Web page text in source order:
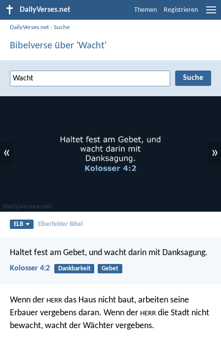
DailyVerses.net Themen Registrieren
DailyVerses.net ›Suche
Bibelverse über 'Wacht'
« »
ELB Elberfelder Bibel
Haltet fest am Gebet, und wacht darin mit Danksagung.
Kolosser 4:2 Dankbarkeit Gebet
Wenn der HERR das Haus nicht baut, arbeiten seine
Erbauer vergebens daran. Wenn der HERR die Stadt nicht
bewacht, wacht der Wächter vergebens.